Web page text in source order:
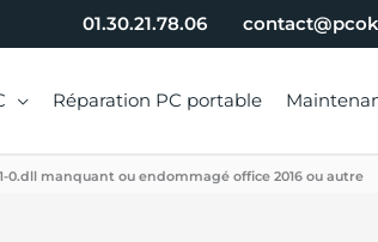
01.30.21.78.06
Réparation PC portable
0.dll manquant ou endommagé office 2016 ou autre